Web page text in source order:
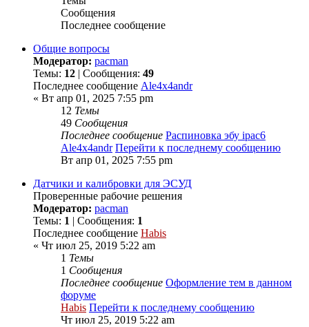
Сообщения
Последнее сообщение
Общие вопросы
Модератор: pacman
Темы: 12 | Сообщения: 49
Последнее сообщение Ale4x4andr
« Вт апр 01, 2025 7:55 pm
12 Темы
49 Сообщения
Последнее сообщение Распиновка эбу ipac6
Ale4x4andr Перейти к последнему сообщению
Вт апр 01, 2025 7:55 pm
Датчики и калибровки для ЭСУД
Проверенные рабочие решения
Модератор: pacman
Темы: 1 | Сообщения: 1
Последнее сообщение Habis
« Чт июл 25, 2019 5:22 am
1 Темы
1 Сообщения
Последнее сообщение Оформление тем в данном
форуме
Habis Перейти к последнему сообщению
Чт июл 25, 2019 5:22 am